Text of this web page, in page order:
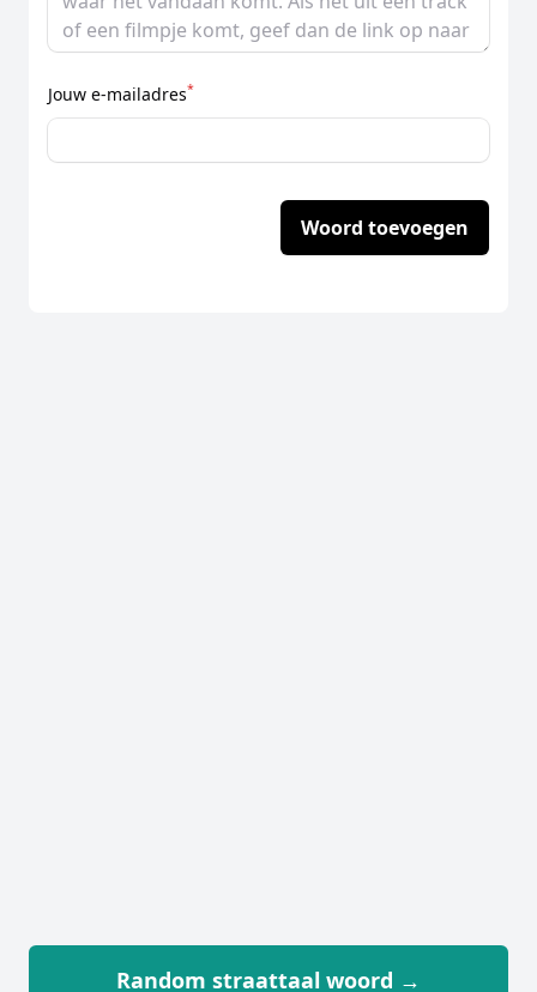
Jouw e-mailadres*
Woord toevoegen
Random straattaal woord →